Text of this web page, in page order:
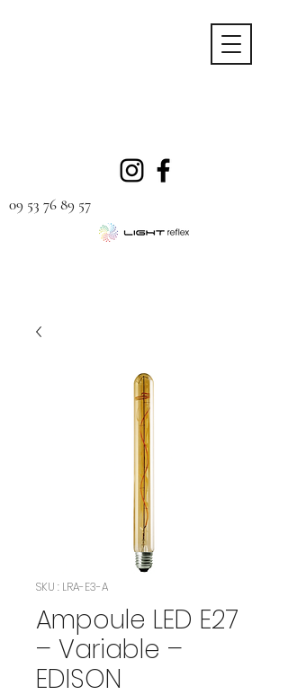
09 53 76 89 57
SKU : LRA-E3-A
Ampoule LED E27
– Variable –
EDISON